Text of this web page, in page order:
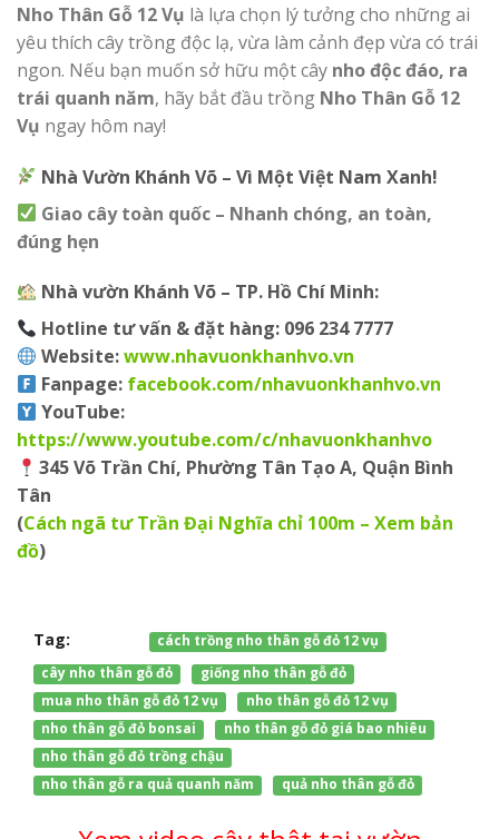
Nho Thân Gỗ 12 Vụ là lựa chọn lý tưởng cho những ai
yêu thích cây trồng độc lạ, vừa làm cảnh đẹp vừa có trái
ngon. Nếu bạn muốn sở hữu một cây nho độc đáo, ra
trái quanh năm, hãy bắt đầu trồng Nho Thân Gỗ 12
Vụ ngay hôm nay!
Nhà Vườn Khánh Võ – Vì Một Việt Nam Xanh!
Giao cây toàn quốc – Nhanh chóng, an toàn,
đúng hẹn
Nhà vườn Khánh Võ – TP. Hồ Chí Minh:
Hotline tư vấn & đặt hàng: 096 234 7777
Website:www.nhavuonkhanhvo.vn
Fanpage: facebook.com/nhavuonkhanhvo.vn
YouTube:
https://www.youtube.com/c/nhavuonkhanhvo
345 Võ Trần Chí, Phường Tân Tạo A, Quận Bình
Tân
(Cách ngã tư Trần Đại Nghĩa chỉ 100m – Xem bản
đồ)
Tag:
cách trồng nho thân gỗ đỏ 12 vụ
cây nho thân gỗ đỏ
giống nho thân gỗ đỏ
mua nho thân gỗ đỏ 12 vụ
nho thân gỗ đỏ 12 vụ
nho thân gỗ đỏ bonsai
nho thân gỗ đỏ giá bao nhiêu
nho thân gỗ đỏ trồng chậu
nho thân gỗ ra quả quanh năm
quả nho thân gỗ đỏ